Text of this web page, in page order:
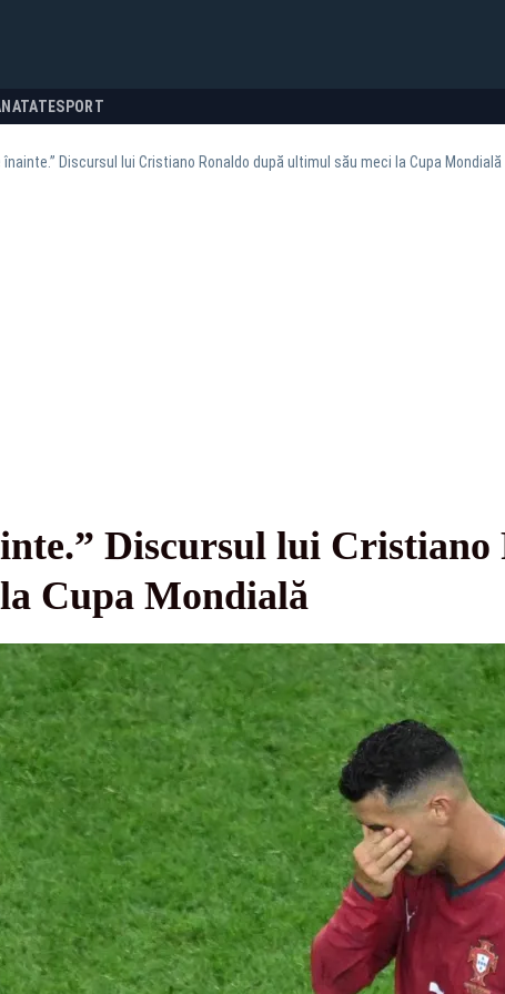
SPORT
înainte.” Discursul lui Cristiano Ronaldo după ultimul său meci la Cupa Mondială
Discursul lui Cristiano
Cupa Mondială